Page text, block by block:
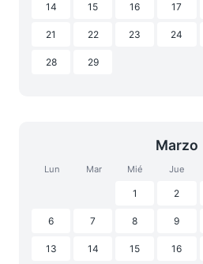
14 15 16 17
21 22 23 24
28 29
Marzo
Lun Mar Mié Jue
1 2
6 7 8 9
13 14 15 16